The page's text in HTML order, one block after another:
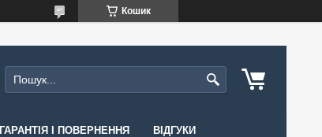
Кошик
ГАРАНТІЯ І ПОВЕРНЕННЯ ВІДГУКИ